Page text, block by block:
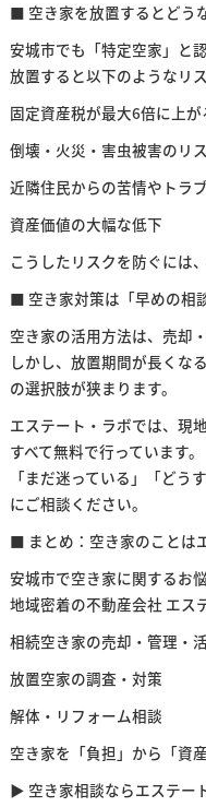
■ 空き家を放置するとどう
安城市でも「特定空家」と
放置すると以下のようなリ
固定資産税が最大6倍に上が
倒壊・火災・害虫被害のリ
近隣住民からの苦情やトラ
資産価値の大幅な低下
こうしたリスクを防ぐには
■ 空き家対策は「早めの相
空き家の活用方法は、売却
しかし、放置期間が長くな
の選択肢が狭まります。
エステート・ラボでは、現
すべて無料で行っています。
「まだ迷っている」「どう
にご相談ください。
■ まとめ：空き家のことは
安城市で空き家に関するお
地域密着の不動産会社 エス
相続空き家の売却・管理・
放置空家の調査・対策
解体・リフォーム相談
空き家を「負担」から「資
▶ 空き家相談ならエステー